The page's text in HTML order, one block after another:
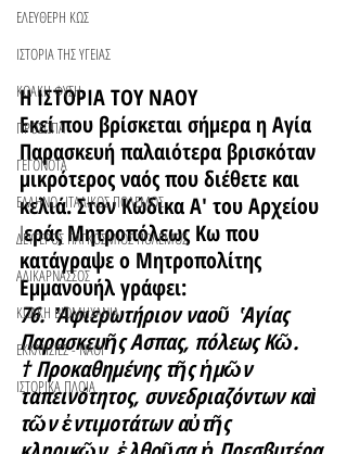
ΕΛΕΥΘΕΡΗ ΚΩΣ
ΙΣΤΟΡΙΑ ΤΗΣ ΥΓΕΙΑΣ
ΚΩΑΚΗ ΦΥΣΗ
ΠΡΟΣΩΠΑ
ΓΕΓΟΝΟΤΑ
ΕΛΛΗΝΟ -ΙΤΑΛΙΚΟΣ ΠΟΛΕΜΟΣ
ΔΕΥΤΕΡΟΣ ΠΑΓΚΟΣΜΙΟΣ ΠΟΛΕΜΟΣ
ΑΛΙΚΑΡΝΑΣΣΟΣ
ΚΩΑΚΗ ΒΙΟΜΗΧΑΝΙΑ
ΕΚΚΛΗΣΙΕΣ - ΝΑΟΙ
ΙΣΤΟΡΙΚΑ ΠΛΟΙΑ
Η ΙΣΤΟΡΙΑ ΤΟΥ ΝΑΟΥ
Εκεί που βρίσκεται σήμερα η Αγία
Παρασκευή παλαιότερα βρισκόταν
μικρότερος ναός που διέθετε και
κελιά. Στον Κώδικα Α' του Αρχείου
Ιεράς Μητροπόλεως Κω που
κατάγραψε ο Μητροπολίτης
Εμμανουήλ γράφει:
76.  ̓Αφιερωτήριον ναοῦ  ̔Αγίας
Παρασκευῆς Ασπας, πόλεως Κῶ.
† Προκαθημένης τῆς ἡμῶν
ταπεινότητος, συνεδριαζόντων καὶ
τῶν ἐντιμοτάτων αὐτῆς